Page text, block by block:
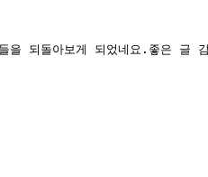
을 되돌아보게 되었네요.좋은 글